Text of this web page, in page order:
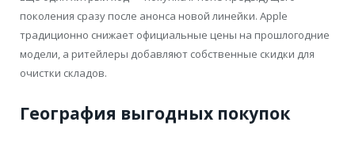
поколения сразу после анонса новой линейки. Apple
традиционно снижает официальные цены на прошлогодние
модели, а ритейлеры добавляют собственные скидки для
очистки складов.
География выгодных покупок